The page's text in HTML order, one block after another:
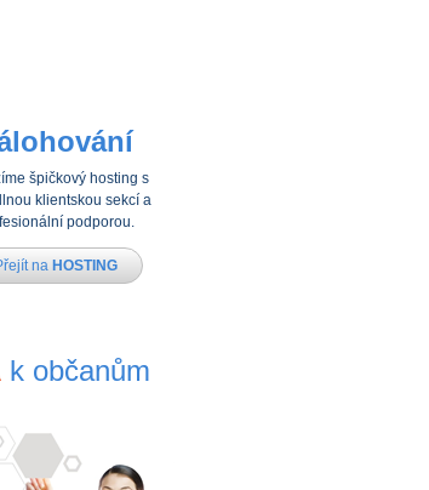
špičkový hosting s
klientskou sekcí a
podporou.
na HOSTING
k občanům